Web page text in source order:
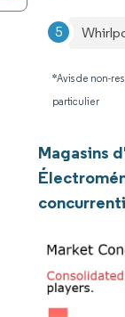
*Avis de non-
particulier
Magasins